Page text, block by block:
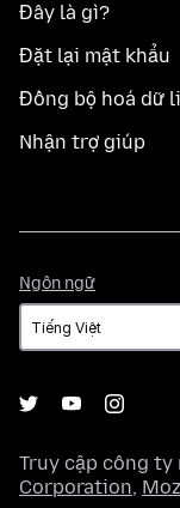
Đây là gì?
Đặt lại mật khẩu
Đồng bộ hoá dữ
Nhận trợ giúp
Ngôn ngữ
ngữ
Truy cập công ty
Corporation,